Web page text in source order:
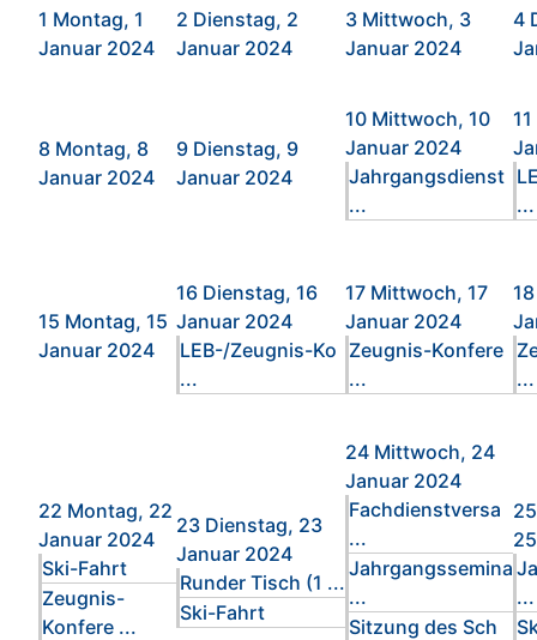
1 Montag, 1
Januar 2024
2 Dienstag, 2
Januar 2024
3 Mittwoch, 3
Januar 2024
4
8 Montag, 8
Januar 2024
9 Dienstag, 9
Januar 2024
10 Mittwoch, 10
Januar 2024
Jahrgangsdienst
...
11
...
15 Montag, 15
Januar 2024
16 Dienstag, 16
Januar 2024
LEB-/Zeugnis-Ko
...
17 Mittwoch, 17
Januar 2024
Zeugnis-Konfere
...
18
...
22 Montag, 22
Januar 2024
Ski-Fahrt
Zeugnis-
Konfere ...
23 Dienstag, 23
Januar 2024
Runder Tisch (1 ...
Ski-Fahrt
24 Mittwoch, 24
Januar 2024
Fachdienstversa
...
Jahrgangssemina
...
Sitzung des Sch
25
...